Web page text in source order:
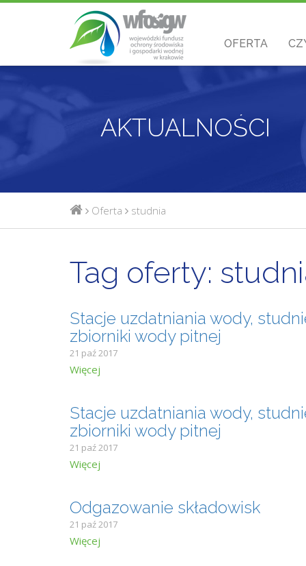
OFERTA
AKTUALNOŚCI
Oferta studnia
Tag oferty:
Stacje uzdatniania wody,
zbiorniki wody pitnej
21 paź 2017
Więcej
Stacje uzdatniania wody,
zbiorniki wody pitnej
21 paź 2017
Więcej
Odgazowanie składowisk
21 paź 2017
Więcej